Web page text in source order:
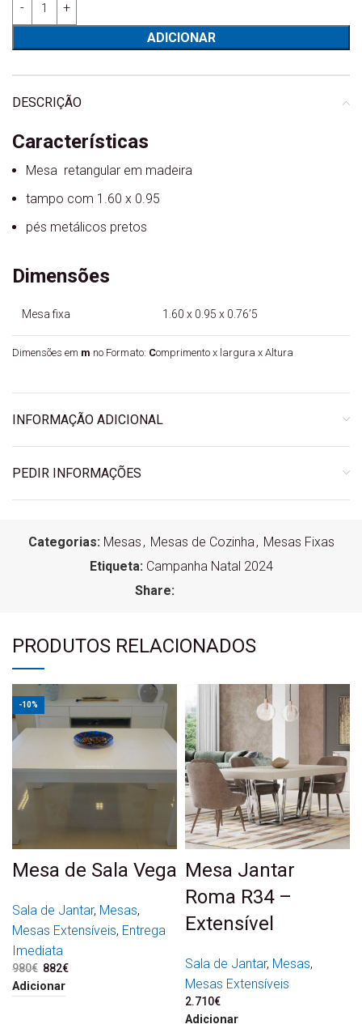
ADICIONAR
DESCRIÇÃO
Características
Mesa retangular em madeira
tampo com 1.60 x 0.95
pés metálicos pretos
Dimensões
Mesa fixa 1.60 x 0.95 x 0.76’5
Dimensões em m no Formato: Comprimento x largura x Altura
INFORMAÇÃO ADICIONAL
PEDIR INFORMAÇÕES
Categorias: Mesas , Mesas de Cozinha, Mesas Fixas
Etiqueta: Campanha Natal 2024
Share:
PRODUTOS RELACIONADOS
-10%
Mesa de Sala Vega
Sala de Jantar, Mesas,
Mesas Extensíveis, Entrega
Imediata
980€ O preço original era:
980€.
882€
Adicionar
Mesa Jantar
Roma R34 –
Extensível
Sala de Jantar, Mesas,
Mesas Extensíveis
2.710€
Adicionar